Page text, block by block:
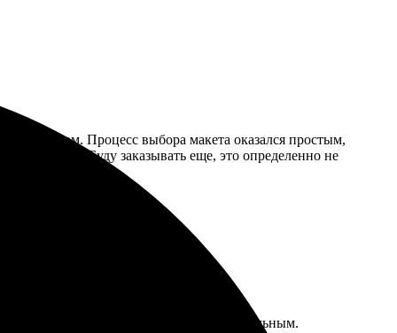
Процесс выбора макета оказался простым,
и четко. Буду заказывать еще, это определенно не
Дизайн получился красочным и стильным.